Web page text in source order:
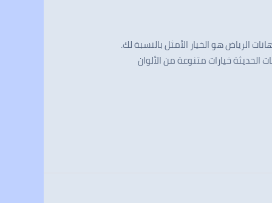
الرياض هو الخيار الأمثل بالنسبة لك.
خيارات متنوعة من الألوان